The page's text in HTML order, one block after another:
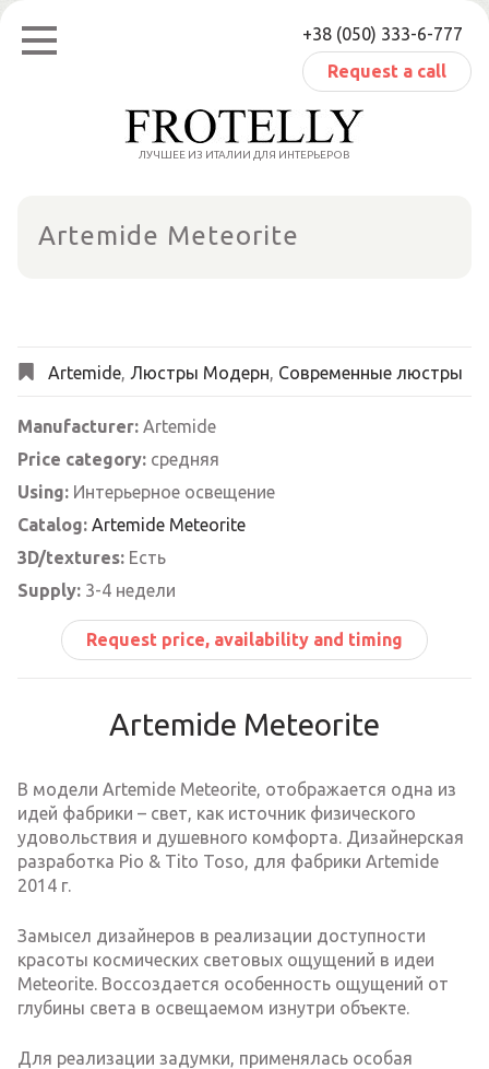
Skip
content
+38 (050) 333-6-777
Request a call
ЛУЧШЕЕ ИЗ ИТАЛИИ ДЛЯ ИНТЕРЬЕРОВ
Artemide Meteorite
Artemide, Люстры Модерн, Современные люстры
Manufacturer: Artemide
Price category: cредняя
Using: Интерьерное освещение
Catalog: Artemide Meteorite
3D/textures: Есть
Supply: 3-4 недели
Request price, availability and timing
Artemide Meteorite
В модели Artemide Meteorite, отображается одна из
идей фабрики – свет, как источник физического
удовольствия и душевного комфорта. Дизайнерская
разработка Pio & Tito Toso, для фабрики Artemide
2014 г.
Замысел дизайнеров в реализации доступности
красоты космических световых ощущений в идеи
Meteorite. Воссоздается особенность ощущений от
глубины света в освещаемом изнутри объекте.
Для реализации задумки, применялась особая